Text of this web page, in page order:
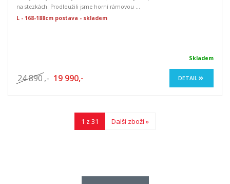
na stezkách. Prodloužili jsme horní rámovou ...
L - 168-188cm postava - skladem
Skladem
24 890 ,- 19 990,- DETAIL
1 z 31 Další zboží »